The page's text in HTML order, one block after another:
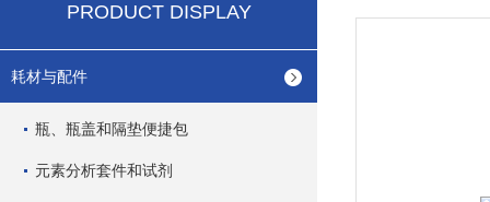
PRODUCT DISPLAY
耗材与配件
瓶、瓶盖和隔垫便捷包
元素分析套件和试剂